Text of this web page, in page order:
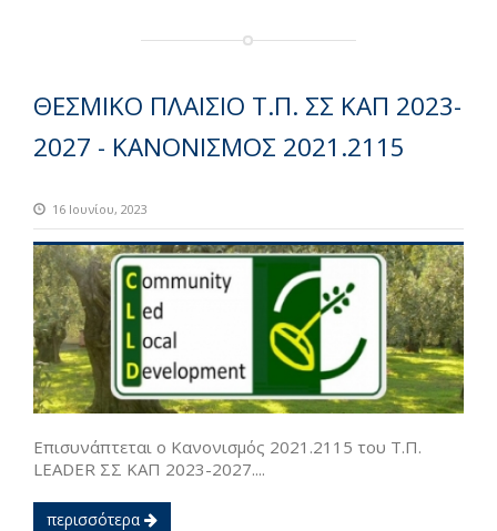
ΘΕΣΜΙΚΟ ΠΛΑΙΣΙΟ Τ.Π. ΣΣ ΚΑΠ 2023-
2027 - ΚΑΝΟΝΙΣΜΟΣ 2021.2115
16 Ιουνίου, 2023
Επισυνάπτεται ο Κανονισμός 2021.2115 του Τ.Π.
LEADER ΣΣ ΚΑΠ 2023-2027....
περισσότερα